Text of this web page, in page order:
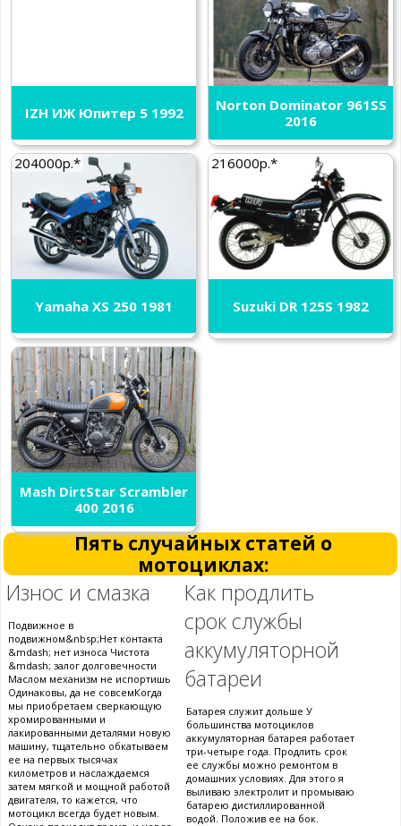
IZH ИЖ Юпитер 5 1992
Norton Dominator 961SS
2016
204000р.*
Yamaha XS 250 1981
216000р.*
Suzuki DR 125S 1982
Mash DirtStar Scrambler
400 2016
Пять случайных статей о
мотоциклах:
Износ и смазка
Подвижное в
подвижном&nbsp;Нет контакта
&mdash; нет износа Чистота
&mdash; залог долговечности
Маслом механизм не испортишь
Одинаковы, да не совсемКогда
мы приобретаем сверкающую
хромированными и
лакированными деталями новую
машину, тщательно обкатываем
ее на первых тысячах
километров и наслаждаемся
затем мягкой и мощной работой
двигателя, то кажется, что
мотоцикл всегда будет новым.
Как продлить
срок службы
аккумуляторной
батареи
Батарея служит дольше У
большинства мотоциклов
аккумуляторная батарея работает
три-четыре года. Продлить срок
ее службы можно ремонтом в
домашних условиях. Для этого я
выливаю электролит и промываю
батарею дистиллированной
водой. Положив ее на бок.